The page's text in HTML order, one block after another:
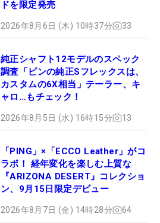
ドを限定発売
2026年8月6日 (木) 10時37分 33
純正シャフト12モデルのスペック
調査「ピンの純正Sフレックスは、
カスタムの6X相当」テーラー、キ
ャロ…もチェック！
2026年8月5日 (水) 16時15分 13
「PING」×「ECCO Leather」がコ
ラボ！ 経年変化を楽しむ上質な
『ARIZONA DESERT』コレクショ
ン、9月15日限定デビュー
2026年8月7日 (金) 14時28分 64